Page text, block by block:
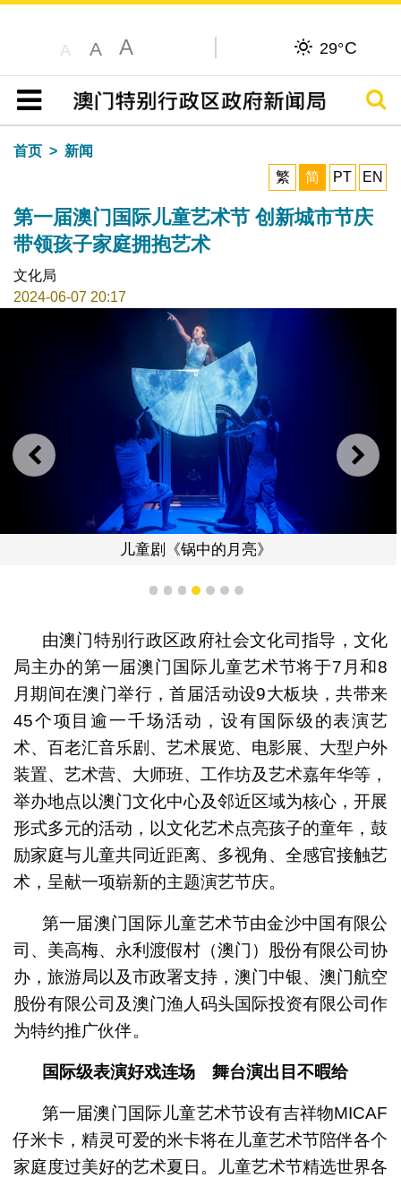
A A A 29°C
目录
搜寻
首页
新闻
繁
简 PT EN
第一届澳门国际儿童艺术节 创新城市节庆
带领孩子家庭拥抱艺术
文化局
2024-06-07 20:17
上一则 下一
儿童剧《锅中的月亮》
1 2 3 4 5 6 7
由澳门特别行政区政府社会文化司指导，文化
局主办的第一届澳门国际儿童艺术节将于7月和8
月期间在澳门举行，首届活动设9大板块，共带来
45个项目逾一千场活动，设有国际级的表演艺
术、百老汇音乐剧、艺术展览、电影展、大型户外
装置、艺术营、大师班、工作坊及艺术嘉年华等，
举办地点以澳门文化中心及邻近区域为核心，开展
形式多元的活动，以文化艺术点亮孩子的童年，鼓
励家庭与儿童共同近距离、多视角、全感官接触艺
术，呈献一项崭新的主题演艺节庆。
第一届澳门国际儿童艺术节由金沙中国有限公
司、美高梅、永利渡假村（澳门）股份有限公司协
办，旅游局以及市政署支持，澳门中银、澳门航空
股份有限公司及澳门渔人码头国际投资有限公司作
为特约推广伙伴。
国际级表演好戏连场 舞台演出目不暇给
第一届澳门国际儿童艺术节设有吉祥物MICAF
仔米卡，精灵可爱的米卡将在儿童艺术节陪伴各个
家庭度过美好的艺术夏日。儿童艺术节精选世界各